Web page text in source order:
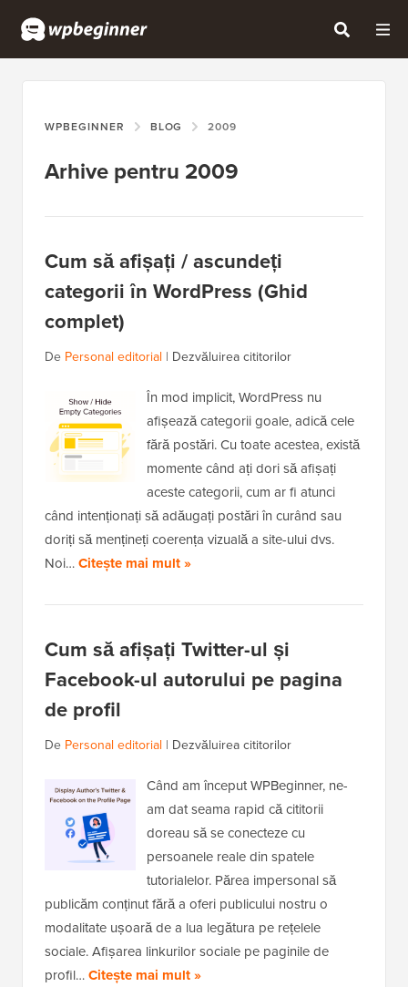
WPBEGINNER BLOG 2009
Arhive pentru 2009
Cum să afișați / ascundeți
categorii în WordPress (Ghid
complet)
De Personal editorial | Dezvăluirea cititorilor
În mod implicit, WordPress nu
afișează categorii goale, adică cele
fără postări. Cu toate acestea, există
momente când ați dori să afișați
aceste categorii, cum ar fi atunci
când intenționați să adăugați postări în curând sau
doriți să mențineți coerența vizuală a site-ului dvs.
Noi…Citește mai mult »
Cum să afișați Twitter-ul și
Facebook-ul autorului pe pagina
de profil
De Personal editorial | Dezvăluirea cititorilor
Când am început WPBeginner, ne-
am dat seama rapid că cititorii
doreau să se conecteze cu
persoanele reale din spatele
tutorialelor. Părea impersonal să
publicăm conținut fără a oferi publicului nostru o
modalitate ușoară de a lua legătura pe rețelele
sociale. Afișarea linkurilor sociale pe paginile de
profil…Citește mai mult »